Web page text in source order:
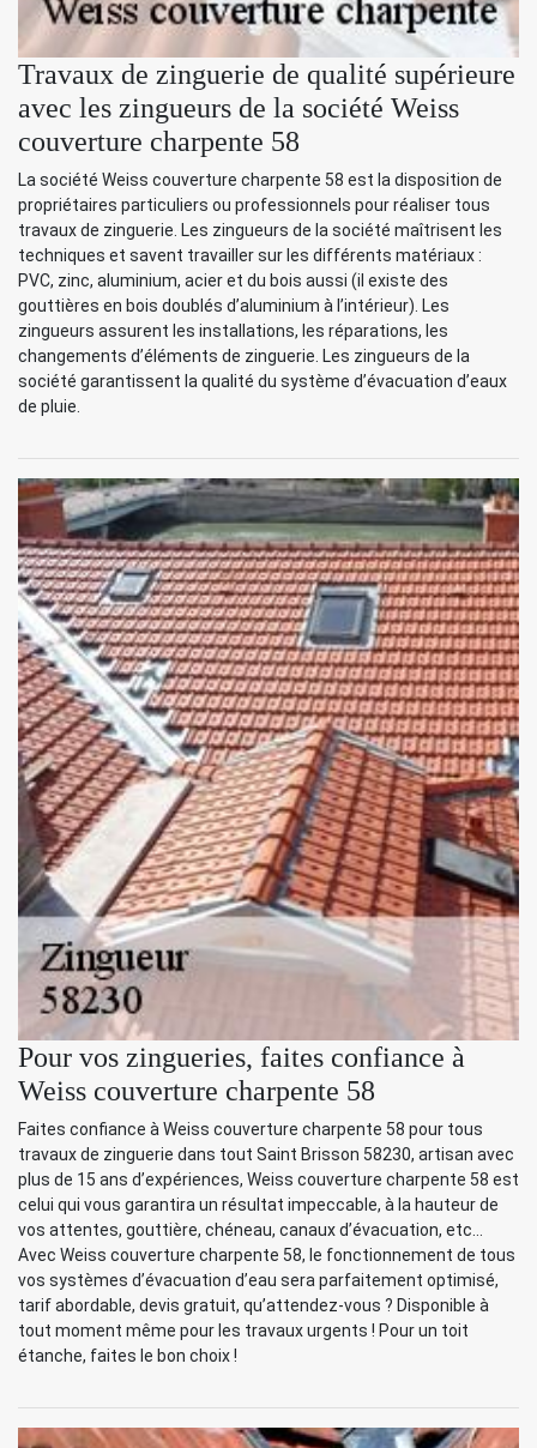
Travaux de zinguerie de qualité supérieure
avec les zingueurs de la société Weiss
couverture charpente 58
La société Weiss couverture charpente 58 est la disposition de
propriétaires particuliers ou professionnels pour réaliser tous
travaux de zinguerie. Les zingueurs de la société maîtrisent les
techniques et savent travailler sur les différents matériaux :
PVC, zinc, aluminium, acier et du bois aussi (il existe des
gouttières en bois doublés d’aluminium à l’intérieur). Les
zingueurs assurent les installations, les réparations, les
changements d’éléments de zinguerie. Les zingueurs de la
société garantissent la qualité du système d’évacuation d’eaux
de pluie.
Pour vos zingueries, faites confiance à
Weiss couverture charpente 58
Faites confiance à Weiss couverture charpente 58 pour tous
travaux de zinguerie dans tout Saint Brisson 58230, artisan avec
plus de 15 ans d’expériences, Weiss couverture charpente 58 est
celui qui vous garantira un résultat impeccable, à la hauteur de
vos attentes, gouttière, chéneau, canaux d’évacuation, etc…
Avec Weiss couverture charpente 58, le fonctionnement de tous
vos systèmes d’évacuation d’eau sera parfaitement optimisé,
tarif abordable, devis gratuit, qu’attendez-vous ? Disponible à
tout moment même pour les travaux urgents ! Pour un toit
étanche, faites le bon choix !